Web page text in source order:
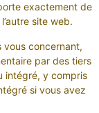
exactement de
site web.
vous concernant,
par des tiers
intégré, y compris
si vous avez